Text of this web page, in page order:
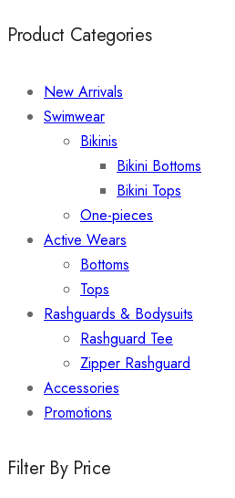
Product Categories
New Arrivals
Swimwear
Bikinis
Bikini Bottoms
Bikini Tops​
One-pieces
Active Wears
Bottoms
Tops
Rashguards & Bodysuits
Rashguard Tee
Zipper Rashguard
Accessories
Promotions
Filter By Price